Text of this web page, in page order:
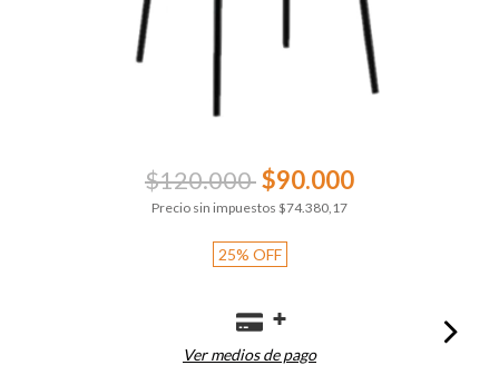
$120.000$90.000
Precio sin impuestos $74.380,17
25% OFF
Ver medios de pago